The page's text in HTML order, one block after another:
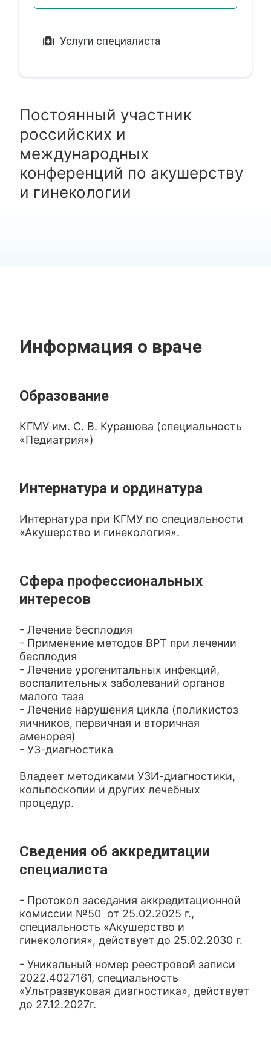
Услуги специалиста
Постоянный участник
российских и
международных
конференций по акушерству
и гинекологии
Информация о враче
Образование
КГМУ им. С. В. Курашова (специальность
«Педиатрия»)
Интернатура и ординатура
Интернатура при КГМУ по специальности
«Акушерство и гинекология».
Сфера профессиональных
интересов
- Лечение бесплодия
- Применение методов ВРТ при лечении
бесплодия
- Лечение урогенитальных инфекций,
воспалительных заболеваний органов
малого таза
- Лечение нарушения цикла (поликистоз
яичников, первичная и вторичная
аменорея)
- УЗ-диагностика
Владеет методиками УЗИ-диагностики,
кольпоскопии и других лечебных
процедур.
Сведения об аккредитации
специалиста
- Протокол заседания аккредитационной
комиссии №50 от 25.02.2025 г.,
специальность «Акушерство и
гинекология», действует до 25.02.2030 г.
- Уникальный номер реестровой записи
2022.4027161, специальность
«Ультразвуковая диагностика», действует
до 27.12.2027г.